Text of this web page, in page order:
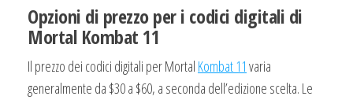
Opzioni di prezzo per i codici digitali di
Mortal Kombat 11
Il prezzo dei codici digitali per Mortal Kombat 11 varia
generalmente da $30 a $60, a seconda dell’edizione scelta. Le